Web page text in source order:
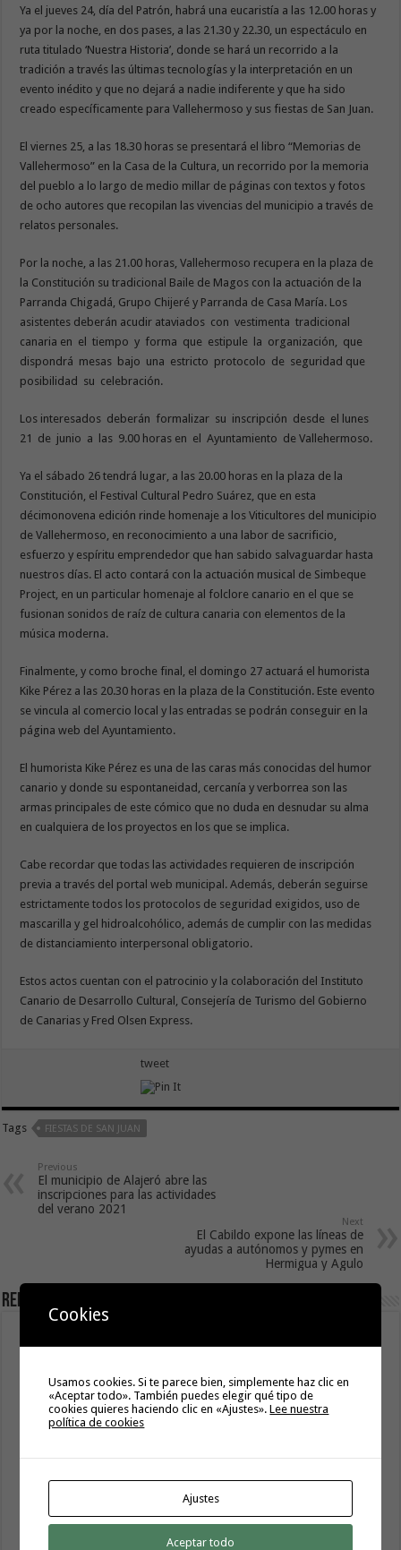
Ya el jueves 24, día del Patrón, habrá una eucaristía a las 12.00 horas y
ya por la noche, en dos pases, a las 21.30 y 22.30, un espectáculo en
ruta titulado ‘Nuestra Historia’, donde se hará un recorrido a la
tradición a través las últimas tecnologías y la interpretación en un
evento inédito y que no dejará a nadie indiferente y que ha sido
creado específicamente para Vallehermoso y sus fiestas de San Juan.
El viernes 25, a las 18.30 horas se presentará el libro “Memorias de
Vallehermoso” en la Casa de la Cultura, un recorrido por la memoria
del pueblo a lo largo de medio millar de páginas con textos y fotos
de ocho autores que recopilan las vivencias del municipio a través de
relatos personales.
Por la noche, a las 21.00 horas, Vallehermoso recupera en la plaza de
la Constitución su tradicional Baile de Magos con la actuación de la
Parranda Chigadá, Grupo Chijeré y Parranda de Casa María. Los
asistentes deberán acudir ataviados con vestimenta tradicional
canaria en el tiempo y forma que estipule la organización, que
dispondrá mesas bajo una estricto protocolo de seguridad que
posibilidad su celebración.
Los interesados deberán formalizar su inscripción desde el lunes
21 de junio a las 9.00 horas en el Ayuntamiento de Vallehermoso.
Ya el sábado 26 tendrá lugar, a las 20.00 horas en la plaza de la
Constitución, el Festival Cultural Pedro Suárez, que en esta
décimonovena edición rinde homenaje a los Viticultores del municipio
de Vallehermoso, en reconocimiento a una labor de sacrificio,
esfuerzo y espíritu emprendedor que han sabido salvaguardar hasta
nuestros días. El acto contará con la actuación musical de Simbeque
Project, en un particular homenaje al folclore canario en el que se
fusionan sonidos de raíz de cultura canaria con elementos de la
música moderna.
Finalmente, y como broche final, el domingo 27 actuará el humorista
Kike Pérez a las 20.30 horas en la plaza de la Constitución. Este evento
se vincula al comercio local y las entradas se podrán conseguir en la
página web del Ayuntamiento.
El humorista Kike Pérez es una de las caras más conocidas del humor
canario y donde su espontaneidad, cercanía y verborrea son las
armas principales de este cómico que no duda en desnudar su alma
en cualquiera de los proyectos en los que se implica.
Cabe recordar que todas las actividades requieren de inscripción
previa a través del portal web municipal. Además, deberán seguirse
estrictamente todos los protocolos de seguridad exigidos, uso de
mascarilla y gel hidroalcohólico, además de cumplir con las medidas
de distanciamiento interpersonal obligatorio.
Estos actos cuentan con el patrocinio y la colaboración del Instituto
Canario de Desarrollo Cultural, Consejería de Turismo del Gobierno
de Canarias y Fred Olsen Express.
tweet
Tags FIESTAS DE SAN JUAN
Previous
El municipio de Alajeró abre las
inscripciones para las actividades
del verano 2021
Next
El Cabildo expone las líneas de
ayudas a autónomos y pymes en
Hermigua y Agulo
Related Articles
Hermigua presenta «Hermigua Joven III»
Cookies
Usamos cookies. Si te parece bien, simplemente haz clic en
«Aceptar todo». También puedes elegir qué tipo de
cookies quieres haciendo clic en «Ajustes».Lee nuestra
política de cookies
Ajustes
Aceptar todo